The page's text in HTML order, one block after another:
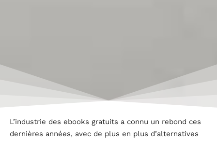
L’industrie des ebooks gratuits a connu un rebond ces
dernières années, avec de plus en plus d’alternatives